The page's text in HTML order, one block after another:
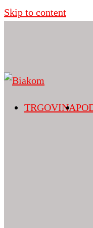
Skip to content
TRGOVINA